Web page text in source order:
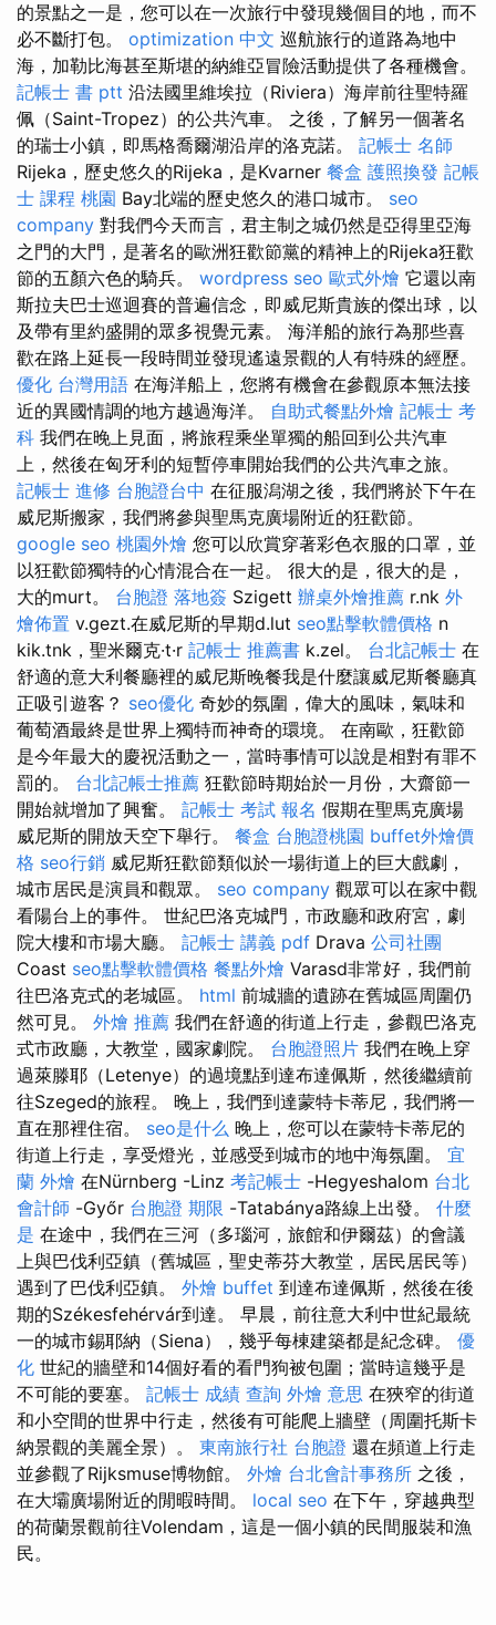
的景點之一是，您可以在一次旅行中發現幾個目的地，而不
必不斷打包。 optimization 中文 巡航旅行的道路為地中
海，加勒比海甚至斯堪的納維亞冒險活動提供了各種機會。
記帳士 書 ptt 沿法國里維埃拉（Riviera）海岸前往聖特羅
佩（Saint-Tropez）的公共汽車。 之後，了解另一個著名
的瑞士小鎮，即馬格喬爾湖沿岸的洛克諾。 記帳士 名師
Rijeka，歷史悠久的Rijeka，是Kvarner 餐盒 護照換發 記帳
士 課程 桃園 Bay北端的歷史悠久的港口城市。 seo
company 對我們今天而言，君主制之城仍然是亞得里亞海
之門的大門，是著名的歐洲狂歡節黨的精神上的Rijeka狂歡
節的五顏六色的騎兵。 wordpress seo 歐式外燴 它還以南
斯拉夫巴士巡迴賽的普遍信念，即威尼斯貴族的傑出球，以
及帶有里約盛開的眾多視覺元素。 海洋船的旅行為那些喜
歡在路上延長一段時間並發現遙遠景觀的人有特殊的經歷。
優化 台灣用語 在海洋船上，您將有機會在參觀原本無法接
近的異國情調的地方越過海洋。 自助式餐點外燴 記帳士 考
科 我們在晚上見面，將旅程乘坐單獨的船回到公共汽車
上，然後在匈牙利的短暫停車開始我們的公共汽車之旅。
記帳士 進修 台胞證台中 在征服潟湖之後，我們將於下午在
威尼斯搬家，我們將參與聖馬克廣場附近的狂歡節。
google seo 桃園外燴 您可以欣賞穿著彩色衣服的口罩，並
以狂歡節獨特的心情混合在一起。 很大的是，很大的是，
大的murt。 台胞證 落地簽 Szigett 辦桌外燴推薦 r.nk 外
燴佈置 v.gezt.在威尼斯的早期d.lut seo點擊軟體價格 n
kik.tnk，聖米爾克·t·r 記帳士 推薦書 k.zel。 台北記帳士 在
舒適的意大利餐廳裡的威尼斯晚餐我是什麼讓威尼斯餐廳真
正吸引遊客？ seo優化 奇妙的氛圍，偉大的風味，氣味和
葡萄酒最終是世界上獨特而神奇的環境。 在南歐，狂歡節
是今年最大的慶祝活動之一，當時事情可以說是相對有罪不
罰的。 台北記帳士推薦 狂歡節時期始於一月份，大齋節一
開始就增加了興奮。 記帳士 考試 報名 假期在聖馬克廣場
威尼斯的開放天空下舉行。 餐盒 台胞證桃園 buffet外燴價
格 seo行銷 威尼斯狂歡節類似於一場街道上的巨大戲劇，
城市居民是演員和觀眾。 seo company 觀眾可以在家中觀
看陽台上的事件。 世紀巴洛克城門，市政廳和政府宮，劇
院大樓和市場大廳。 記帳士 講義 pdf Drava 公司社團
Coast seo點擊軟體價格 餐點外燴 Varasd非常好，我們前
往巴洛克式的老城區。 html 前城牆的遺跡在舊城區周圍仍
然可見。 外燴 推薦 我們在舒適的街道上行走，參觀巴洛克
式市政廳，大教堂，國家劇院。 台胞證照片 我們在晚上穿
過萊滕耶（Letenye）的過境點到達布達佩斯，然後繼續前
往Szeged的旅程。 晚上，我們到達蒙特卡蒂尼，我們將一
直在那裡住宿。 seo是什么 晚上，您可以在蒙特卡蒂尼的
街道上行走，享受燈光，並感受到城市的地中海氛圍。 宜
蘭 外燴 在Nürnberg -Linz 考記帳士 -Hegyeshalom 台北
會計師 -Győr 台胞證 期限 -Tatabánya路線上出發。 什麼
是 在途中，我們在三河（多瑙河，旅館和伊爾茲）的會議
上與巴伐利亞鎮（舊城區，聖史蒂芬大教堂，居民居民等）
遇到了巴伐利亞鎮。 外燴 buffet 到達布達佩斯，然後在後
期的Székesfehérvár到達。 早晨，前往意大利中世紀最統
一的城市錫耶納（Siena），幾乎每棟建築都是紀念碑。 優
化 世紀的牆壁和14個好看的看門狗被包圍；當時這幾乎是
不可能的要塞。 記帳士 成績 查詢 外燴 意思 在狹窄的街道
和小空間的世界中行走，然後有可能爬上牆壁（周圍托斯卡
納景觀的美麗全景）。 東南旅行社 台胞證 還在頻道上行走
並參觀了Rijksmuse博物館。 外燴 台北會計事務所 之後，
在大壩廣場附近的閒暇時間。 local seo 在下午，穿越典型
的荷蘭景觀前往Volendam，這是一個小鎮的民間服裝和漁
民。